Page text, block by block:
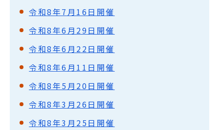
令和8年7月16日開催
令和8年6月29日開催
令和8年6月22日開催
令和8年6月11日開催
令和8年5月20日開催
令和8年3月26日開催
令和8年3月25日開催